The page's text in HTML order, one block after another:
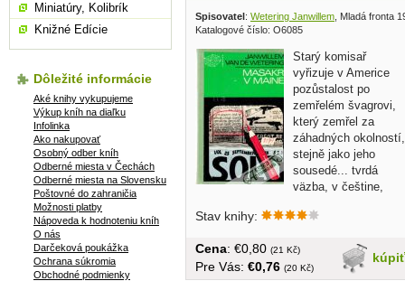
Spisovatel: Wetering Janwillem , Mladá fronta
Katalogové číslo: O6085
Starý komisař
vyřizuje v Americe
pozůstalost po
zemřelém švagrovi,
který zemřel za
záhadných okolností,
stejně jako jeho
sousedé... tvrdá
väzba, v češtine,
Stav knihy:
kúpiť
Cena: €0,80 (21 Kč)
Pre Vás: €0,76 (20 Kč)
Miniatúry, Kolibrík
Knižné Edície
Dôležité informácie
Aké knihy vykupujeme
Výkup kníh na diaľku
Infolinka
Ako nakupovať
Osobný odber kníh
Odberné miesta v Čechách
Odberné miesta na Slovensku
Poštovné do zahraničia
Možnosti platby
Nápoveda k hodnoteniu kníh
O nás
Darčeková poukážka
Ochrana súkromia
Obchodné podmienky